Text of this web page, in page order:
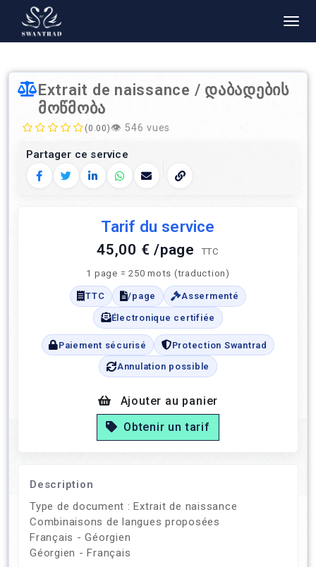
Extrait de naissance / დაბადების
მოწმობა
(0.00) 👁️ 546 vues
Partager ce service
Facebook
TwitterLinkedInWhatsApp
E‑mailCopier le lien
Tarif du service
45,00 € /page TTC
1 page = 250 mots (traduction)
TTC /page Assermenté
Électronique certifiée
Paiement sécurisé Protection Swantrad
Annulation possible
Ajouter au panier
Obtenir un tarif
Description
Type de document : Extrait de naissance
Combinaisons de langues proposées
Français - Géorgien
Géorgien - Français